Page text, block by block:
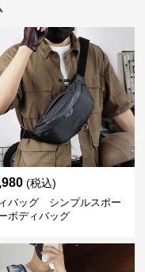
(税込)
バッグ シンプルスポー
ボディバッグ